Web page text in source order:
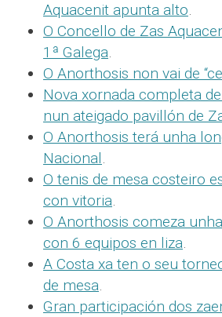
Aquacenit apunta alto.
O Concello de Zas
1ª Galega.
O Anorthosis non vai de
Nova xornada completa
nun ateigado pavillón de
O Anorthosis terá unha
Nacional.
O tenis de mesa costeiro
con vitoria.
O Anorthosis comeza
con 6 equipos en liza.
A Costa xa ten o seu
de mesa.
Gran participación dos